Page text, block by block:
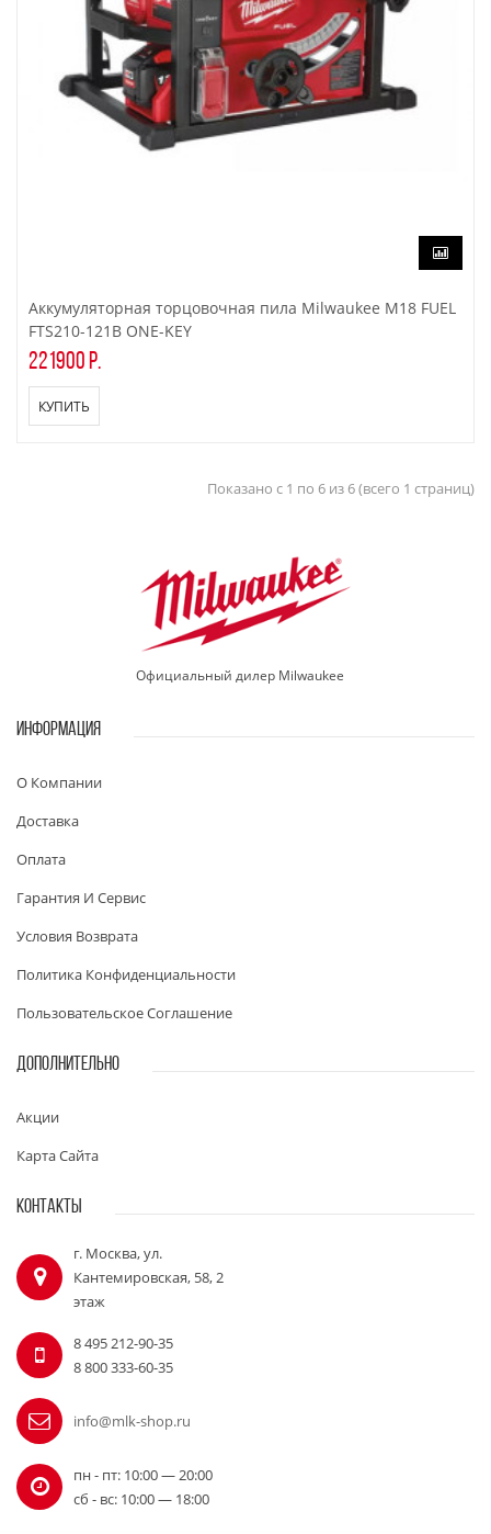
Аккумуляторная торцовочная пила Milwaukee M18 FUEL
FTS210-121B ONE-KEY
221900 р.
КУПИТЬ
Показано с 1 по 6 из 6 (всего 1 страниц)
Официальный дилер Milwaukee
ИНФОРМАЦИЯ
О Компании
Доставка
Оплата
Гарантия И Сервис
Условия Возврата
Политика Конфиденциальности
Пользовательское Соглашение
ДОПОЛНИТЕЛЬНО
Акции
Карта Сайта
КОНТАКТЫ
г. Москва, ул.
Кантемировская, 58, 2
этаж
8 495 212-90-35
8 800 333-60-35
info@mlk-shop.ru
пн - пт: 10:00 — 20:00
сб - вс: 10:00 — 18:00